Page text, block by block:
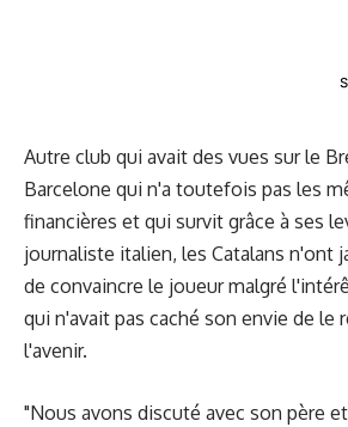
Autre club qui avait des vues sur le
Barcelone qui n'a toutefois pas les
financières et qui survit grâce à ses
journaliste italien, les Catalans n'ont
de convaincre le joueur malgré
qui n'avait pas caché son envie de le
l'avenir.
"Nous avons discuté avec son père